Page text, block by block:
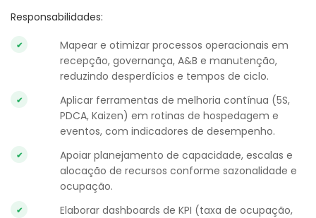
Responsabilidades:
Mapear e otimizar processos operacionais em
recepção, governança, A&B e manutenção,
reduzindo desperdícios e tempos de ciclo.
Aplicar ferramentas de melhoria contínua (5S,
PDCA, Kaizen) em rotinas de hospedagem e
eventos, com indicadores de desempenho.
Apoiar planejamento de capacidade, escalas e
alocação de recursos conforme sazonalidade e
ocupação.
Elaborar dashboards de KPI (taxa de ocupação,